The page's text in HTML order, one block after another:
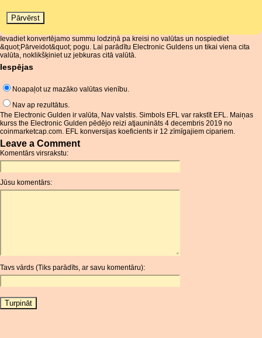
Ievadiet konvertējamo summu lodziņā pa kreisi no valūtas un nospiediet
&quot;Pārveidot&quot; pogu. Lai parādītu Electronic Guldens un tikai viena cita
valūta, noklikšķiniet uz jebkuras citā valūtā.
Iespējas
Noapaļot uz mazāko valūtas vienību.
Nav ap rezultātus.
The Electronic Gulden ir valūta, Nav valstis. Simbols EFL var rakstīt EFL. Maiņas
kurss the Electronic Gulden pēdējo reizi atjaunināts 4 decembris 2019 no
coinmarketcap.com. EFL konversijas koeficients ir 12 zīmīgajiem cipariem.
Leave a Comment
Komentārs virsrakstu:
Jūsu komentārs:
Tavs vārds (Tiks parādīts, ar savu komentāru):